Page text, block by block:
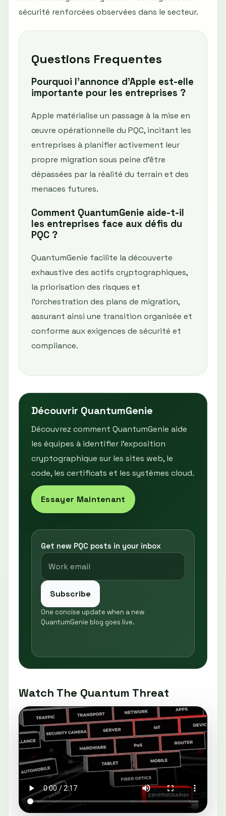
sécurité renforcées observées dans le secteur.
Questions Frequentes
Pourquoi l’annonce d’Apple est-elle
importante pour les entreprises ?
Apple matérialise un passage à la mise en
œuvre opérationnelle du PQC, incitant les
entreprises à planifier activement leur
propre migration sous peine d’être
dépassées par la réalité du terrain et des
menaces futures.
Comment QuantumGenie aide-t-il
les entreprises face aux défis du
PQC ?
QuantumGenie facilite la découverte
exhaustive des actifs cryptographiques,
la priorisation des risques et
l’orchestration des plans de migration,
assurant ainsi une transition organisée et
conforme aux exigences de sécurité et
compliance.
Découvrir QuantumGenie
Découvrez comment QuantumGenie aide
les équipes à identifier l’exposition
cryptographique sur les sites web, le
code, les certificats et les systèmes cloud.
Essayer Maintenant
Get new PQC posts in your inbox
Subscribe
One concise update when a new
QuantumGenie blog goes live.
Watch The Quantum Threat